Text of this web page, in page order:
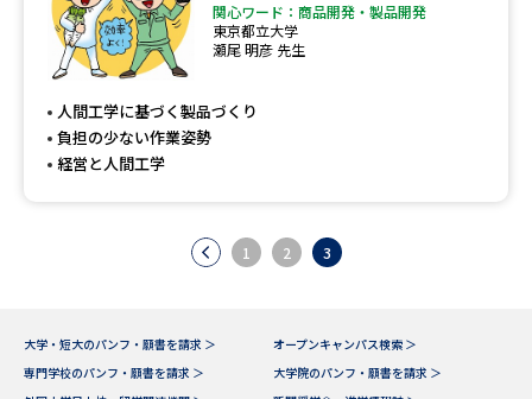
関心ワード：商品開発・製品開発
東京都立大学
瀬尾 明彦 先生
人間工学に基づく製品づくり
負担の少ない作業姿勢
経営と人間工学
1 2 3
大学・短大のパンフ・願書を請求 ＞
オープンキャンパス検索 ＞
専門学校のパンフ・願書を請求 ＞
大学院のパンフ・願書を請求 ＞